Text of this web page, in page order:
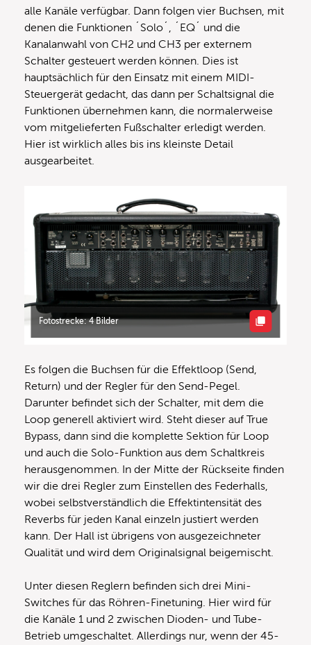
alle Kanäle verfügbar. Dann folgen vier Buchsen, mit
denen die Funktionen ´Solo´, ´EQ´ und die
Kanalanwahl von CH2 und CH3 per externem
Schalter gesteuert werden können. Dies ist
hauptsächlich für den Einsatz mit einem MIDI-
Steuergerät gedacht, das dann per Schaltsignal die
Funktionen übernehmen kann, die normalerweise
vom mitgelieferten Fußschalter erledigt werden.
Hier ist wirklich alles bis ins kleinste Detail
ausgearbeitet.
Fotostrecke: 4 Bilder
Es folgen die Buchsen für die Effektloop (Send,
Return) und der Regler für den Send-Pegel.
Darunter befindet sich der Schalter, mit dem die
Loop generell aktiviert wird. Steht dieser auf True
Bypass, dann sind die komplette Sektion für Loop
und auch die Solo-Funktion aus dem Schaltkreis
herausgenommen. In der Mitte der Rückseite finden
wir die drei Regler zum Einstellen des Federhalls,
wobei selbstverständlich die Effektintensität des
Reverbs für jeden Kanal einzeln justiert werden
kann. Der Hall ist übrigens von ausgezeichneter
Qualität und wird dem Originalsignal beigemischt.
Unter diesen Reglern befinden sich drei Mini-
Switches für das Röhren-Finetuning. Hier wird für
die Kanäle 1 und 2 zwischen Dioden- und Tube-
Betrieb umgeschaltet. Allerdings nur, wenn der 45-